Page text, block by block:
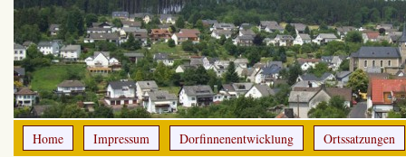
Home Impressum Dorfinnenentwicklung Ortssatzungen